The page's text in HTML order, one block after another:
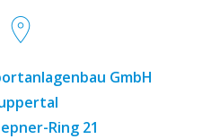
GmbH
Ring 21